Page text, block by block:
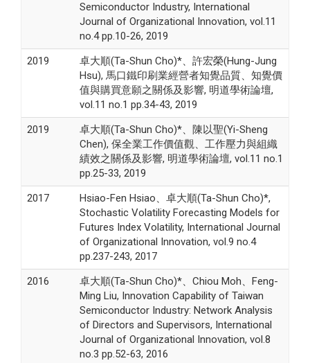
Semiconductor Industry, International
Journal of Organizational Innovation, vol.11
no.4 pp.10-26, 2019
2019
卓大順(Ta-Shun Cho)*、許宏榮(Hung-Jung
Hsu), 馬口鐵印刷業經營者知覺品質、知覺價
值與購買意願之關係及影響, 明道學術論壇,
vol.11 no.1 pp.34-43, 2019
2019
卓大順(Ta-Shun Cho)*、陳以聖(Yi-Sheng
Chen), 保全業工作價值觀、工作壓力與組織
績效之關係及影響, 明道學術論壇, vol.11 no.1
pp.25-33, 2019
2017
Hsiao-Fen Hsiao、卓大順(Ta-Shun Cho)*,
Stochastic Volatility Forecasting Models for
Futures Index Volatility, International Journal
of Organizational Innovation, vol.9 no.4
pp.237-243, 2017
2016
卓大順(Ta-Shun Cho)*、Chiou Moh、Feng-
Ming Liu, Innovation Capability of Taiwan
Semiconductor Industry: Network Analysis
of Directors and Supervisors, International
Journal of Organizational Innovation, vol.8
no.3 pp.52-63, 2016